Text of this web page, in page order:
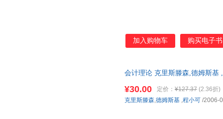
加入购物车 购买电子书
会计理论 克里斯滕森,德姆斯基
¥30.00 定价： ¥127.37 (2.36折)
克里斯滕森,德姆斯基 ,程小可 /2006-